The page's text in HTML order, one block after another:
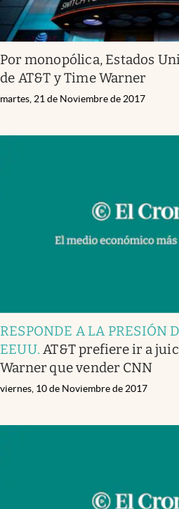
Por monopólica, Estados
de AT&T y Time Warner
martes, 21 de Noviembre de 2017
RESPONDE A LA PRESIÓN
EEUU.AT&T prefiere ir a
Warner que vender CNN
viernes, 10 de Noviembre de 2017